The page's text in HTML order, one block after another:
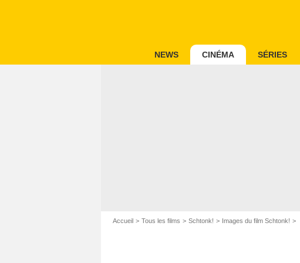
NEWS CINÉMA SÉRIES
Accueil Tous les films Schtonk! Images du film Schtonk!